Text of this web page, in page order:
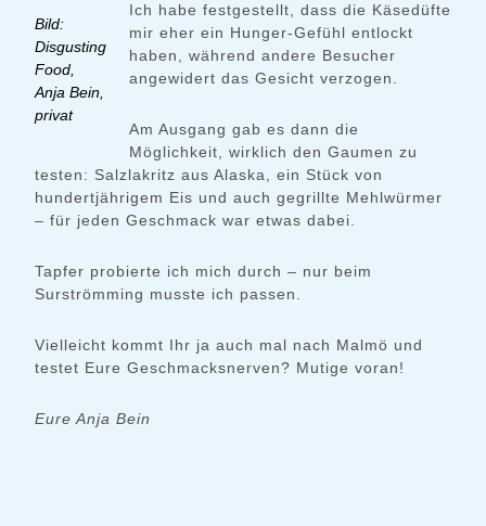
Bild:
Disgusting
Food,
Anja Bein,
privat
Ich habe festgestellt, dass die Käsedüfte
mir eher ein Hunger-Gefühl entlockt
haben, während andere Besucher
angewidert das Gesicht verzogen.
Am Ausgang gab es dann die
Möglichkeit, wirklich den Gaumen zu
testen: Salzlakritz aus Alaska, ein Stück von
hundertjährigem Eis und auch gegrillte Mehlwürmer
– für jeden Geschmack war etwas dabei.
Tapfer probierte ich mich durch – nur beim
Surströmming musste ich passen.
Vielleicht kommt Ihr ja auch mal nach Malmö und
testet Eure Geschmacksnerven? Mutige voran!
Eure Anja Bein